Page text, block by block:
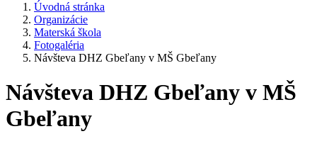
Úvodná stránka
Organizácie
Materská škola
Fotogaléria
Návšteva DHZ Gbeľany v MŠ Gbeľany
Návšteva DHZ Gbeľany v MŠ
Gbeľany